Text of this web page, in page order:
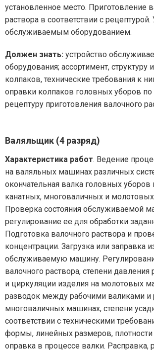
установленное место. Приготовление
раствора в соответствии с рецептурой.
обслуживаемым оборудованием.
Должен знать: устройство
оборудования; ассортимент, структуру
колпаков, технические требования к
оправки колпаков головных уборов
рецептуру приготовления валочного
Валяльщик (4 разряд)
Характеристика работ. Ведение
на валяльных машинах различных
окончательная валка головных
канатных, многоваличных и
Проверка состояния обслуживаемой
регулирование ее для обработки
Подготовка валочного раствора и
концентрации. Загрузка или заправка
обслуживаемую машину.
валочного раствора, степени давления
и циркуляции изделия на молотовых
разводок между рабочими валиками и
многоваличных машинах, степени
соответствии с техническими
формы, линейных размеров, плотности
оправка в процессе валки. Расправка,